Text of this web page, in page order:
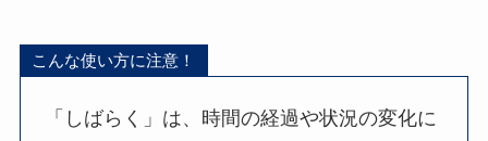
こんな使い方に注意！
「しばらく」は、時間の経過や状況の変化に